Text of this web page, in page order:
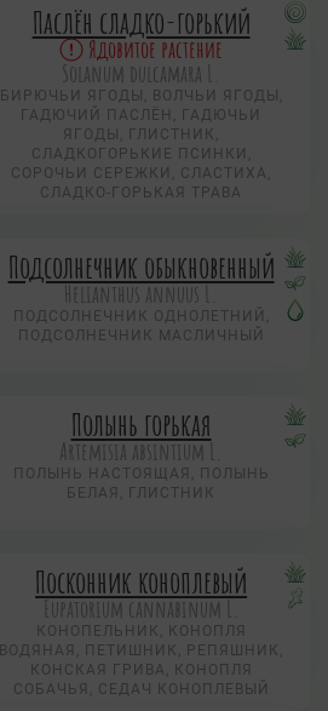
Паслён сладко-горький
Ядовитое растение
Solanum dulcamara L.
БИРЮЧЬИ ЯГОДЫ, ВОЛЧЬИ ЯГОДЫ,
ГАДЮЧИЙ ПАСЛЁН, ГАДЮЧЬИ
ЯГОДЫ, ГЛИСТНИК,
СЛАДКОГОРЬКИЕ ПСИНКИ,
СОРОЧЬИ СЕРЕЖКИ, СЛАСТИХА,
СЛАДКО-ГОРЬКАЯ ТРАВА
Подсолнечник обыкновенный
Helianthus annuus L.
ПОДСОЛНЕЧНИК ОДНОЛЕТНИЙ,
ПОДСОЛНЕЧНИК МАСЛИЧНЫЙ
Полынь горькая
Artemisia absintium L.
ПОЛЫНЬ НАСТОЯЩАЯ, ПОЛЫНЬ
БЕЛАЯ, ГЛИСТНИК
Посконник коноплевый
Eupatorium cannabinum L.
КОНОПЕЛЬНИК, КОНОПЛЯ
ВОДЯНАЯ, ПЕТИШНИК, РЕПЯШНИК,
КОНСКАЯ ГРИВА, КОНОПЛЯ
СОБАЧЬЯ, СЕДАЧ КОНОПЛЕВЫЙ